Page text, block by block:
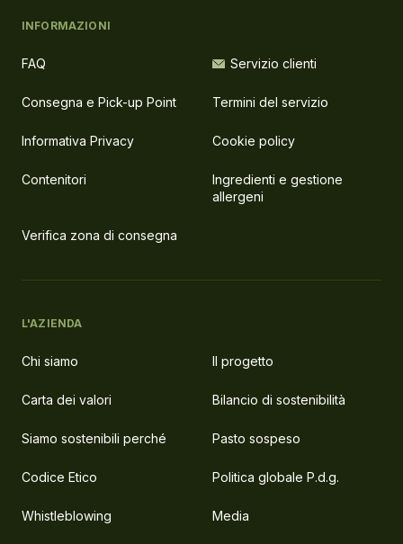
INFORMAZIONI
FAQ Servizio clienti
Consegna e Pick-up Point Termini del servizio
Informativa Privacy Cookie policy
Contenitori
Ingredienti e gestione
allergeni
Verifica zona di consegna
L'AZIENDA
Chi siamo Il progetto
Carta dei valori Bilancio di sostenibilità
Siamo sostenibili perché Pasto sospeso
Codice Etico Politica globale P.d.g.
Whistleblowing Media